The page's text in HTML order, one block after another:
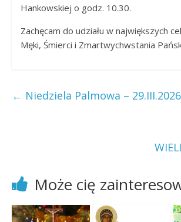
Hankowskiej o godz. 10.30.
Zachęcam do udziału w największych
Męki, Śmierci i Zmartwychwstania
← Niedziela Palmowa –
Może cię